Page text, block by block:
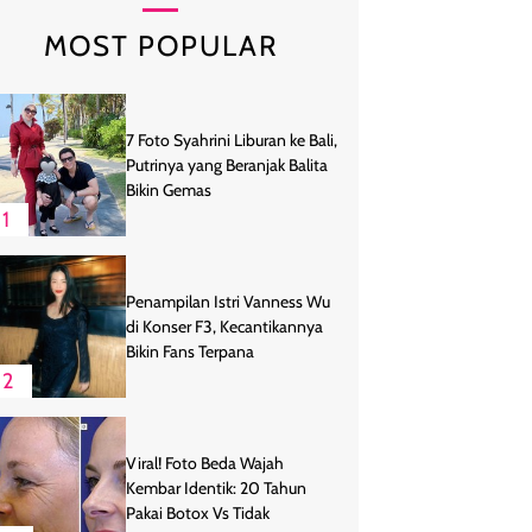
MOST POPULAR
1
7 Foto Syahrini Liburan ke Bali,
Putrinya yang Beranjak Balita
Bikin Gemas
2
Penampilan Istri Vanness Wu
di Konser F3, Kecantikannya
Bikin Fans Terpana
Viral! Foto Beda Wajah
Kembar Identik: 20 Tahun
Pakai Botox Vs Tidak